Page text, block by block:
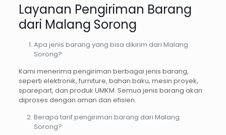
Layanan Pengiriman Barang
dari Malang Sorong
Apa jenis barang yang bisa dikirim dari Malang
Sorong?
Kami menerima pengiriman berbagai jenis barang,
seperti elektronik, furniture, bahan baku, mesin proyek,
sparepart, dan produk UMKM. Semua jenis barang akan
diproses dengan aman dan efisien.
Berapa tarif pengiriman barang dari Malang
Sorong?